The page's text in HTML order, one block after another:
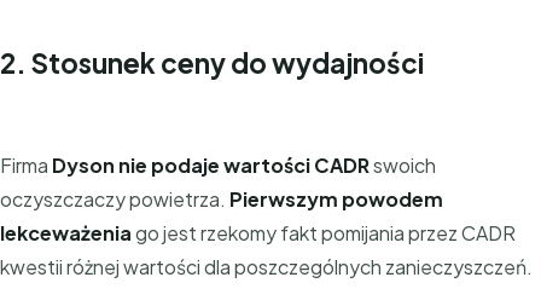
2. Stosunek ceny do wydajności
Firma Dyson nie podaje wartości CADRswoich
oczyszczaczy powietrza. Pierwszym powodem
lekceważeniago jest rzekomy fakt pomijania przez CADR
kwestii różnej wartości dla poszczególnych zanieczyszczeń.